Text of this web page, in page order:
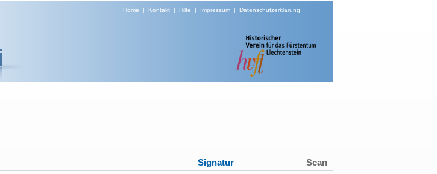
Home | Kontakt| Hilfe | Impressum| Datenschutzerklärung
Signatur Scan